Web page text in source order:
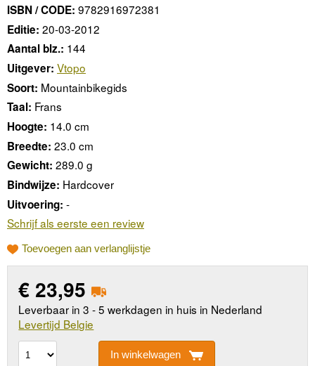
ISBN / CODE: 9782916972381
Editie: 20-03-2012
Aantal blz.: 144
Uitgever: Vtopo
Soort: Mountainbikegids
Taal: Frans
Hoogte: 14.0 cm
Breedte: 23.0 cm
Gewicht: 289.0 g
Bindwijze: Hardcover
Uitvoering: -
Schrijf als eerste een review
Toevoegen aan verlanglijstje
€ 23,95
Leverbaar in 3 - 5 werkdagen in huis in Nederland
Levertijd Belgie
In winkelwagen